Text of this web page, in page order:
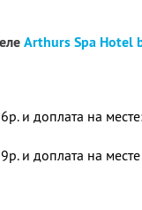
Arthurs Spa Hotel
и доплата на
и доплата на